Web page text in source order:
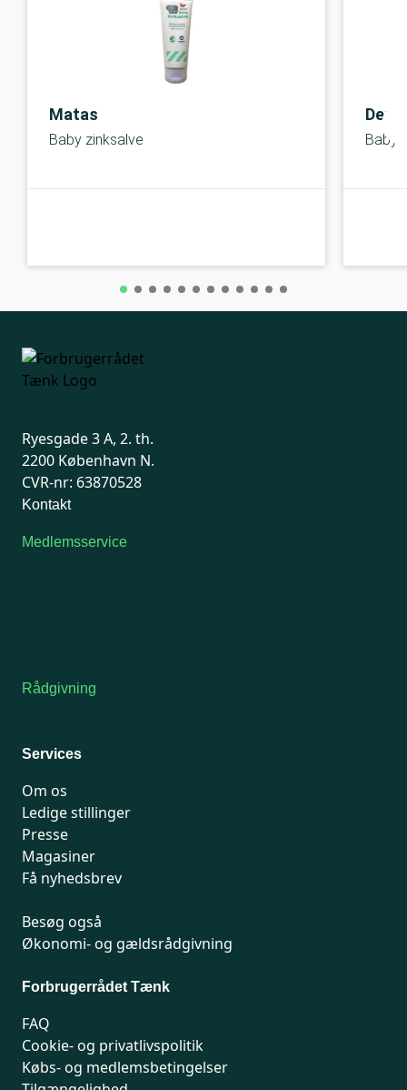
Matas
Baby zinksalve Baby
Ryesgade 3 A, 2. th.
2200 København N.
CVR-nr: 63870528
Kontakt
Medlemsservice
Rådgivning
Services
Om os
Ledige stillinger
Presse
Magasiner
Få nyhedsbrev
Besøg også
Økonomi- og gældsrådgivning
Forbrugerrådet Tænk
FAQ
Cookie- og privatlivspolitik
Købs- og medlemsbetingelser